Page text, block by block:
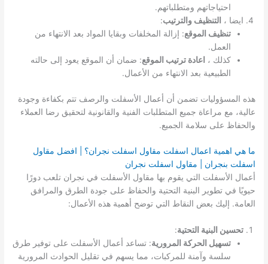
احتياجاتهم ومتطلباتهم.
ايضا ، التنظيف والترتيب:
تنظيف الموقع: إزالة المخلفات وبقايا المواد بعد الانتهاء من
العمل.
كذلك ، اعادة ترتيب الموقع: ضمان أن الموقع يعود إلى حالته
الطبيعية بعد الانتهاء من الأعمال.
هذه المسؤوليات تضمن أن أعمال الأسفلت والرصف تتم بكفاءة وجودة
عالية، مع مراعاة جميع المتطلبات الفنية والقانونية لتحقيق رضا العملاء
والحفاظ على سلامة الجميع.
ما هي اهمية اعمال اسفلت مقاول اسفلت نجران؟ | افضل مقاول
اسفلت بنجران | مقاول اسفلت نجران
أعمال الأسفلت التي يقوم بها مقاول الأسفلت في نجران تلعب دورًا
حيويًا في تطوير البنية التحتية والحفاظ على جودة الطرق والمرافق
العامة. إليك بعض النقاط التي توضح أهمية هذه الأعمال:
تحسين البنية التحتية:
تسهيل الحركة المرورية: تساعد أعمال الأسفلت على توفير طرق
سلسة وآمنة للمركبات، مما يسهم في تقليل الحوادث المرورية